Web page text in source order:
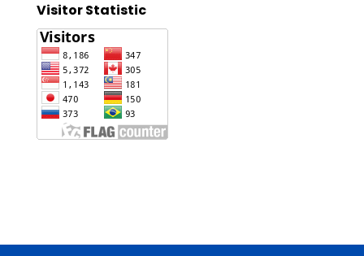
Visitor Statistic